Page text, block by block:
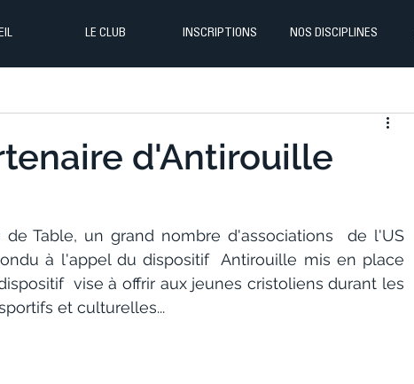
LE CLUB INSCRIPTIONS NOS DISCIPLINES
d'Antirouille
Table, un grand nombre d'associations  de l'US
à l'appel du dispositif  Antirouille mis en place
vise à offrir aux jeunes cristoliens durant les
et culturelles...